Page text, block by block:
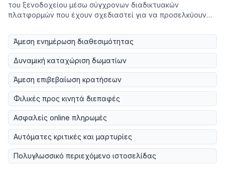
του ξενοδοχείου μέσω σύγχρονων διαδικτυακών
πλατφορμών που έχουν σχεδιαστεί για να προσελκύουν
Άμεση ενημέρωση διαθεσιμότητας
Δυναμική καταχώριση δωματίων
Άμεση επιβεβαίωση κρατήσεων
Φιλικές προς κινητά διεπαφές
Ασφαλείς online πληρωμές
Αυτόματες κριτικές και μαρτυρίες
Πολυγλωσσικό περιεχόμενο ιστοσελίδας